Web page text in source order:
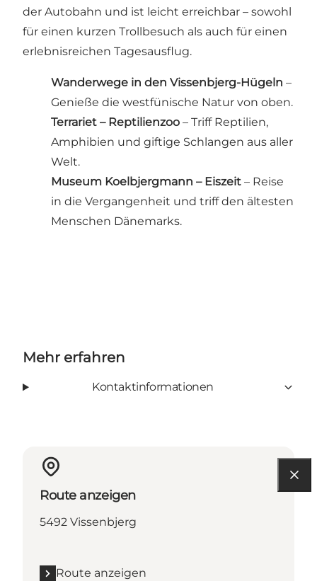
der Autobahn und ist leicht erreichbar – sowohl
für einen kurzen Trollbesuch als auch für einen
erlebnisreichen Tagesausflug.
Wanderwege in den Vissenbjerg-Hügeln –
Genieße die westfünische Natur von oben.
Terrariet – Reptilienzoo – Triff Reptilien,
Amphibien und giftige Schlangen aus aller
Welt.
Museum Koelbjergmann – Eiszeit – Reise
in die Vergangenheit und triff den ältesten
Menschen Dänemarks.
Mehr erfahren
Kontaktinformationen
Route anzeigen
5492 Vissenbjerg
Route anzeigen